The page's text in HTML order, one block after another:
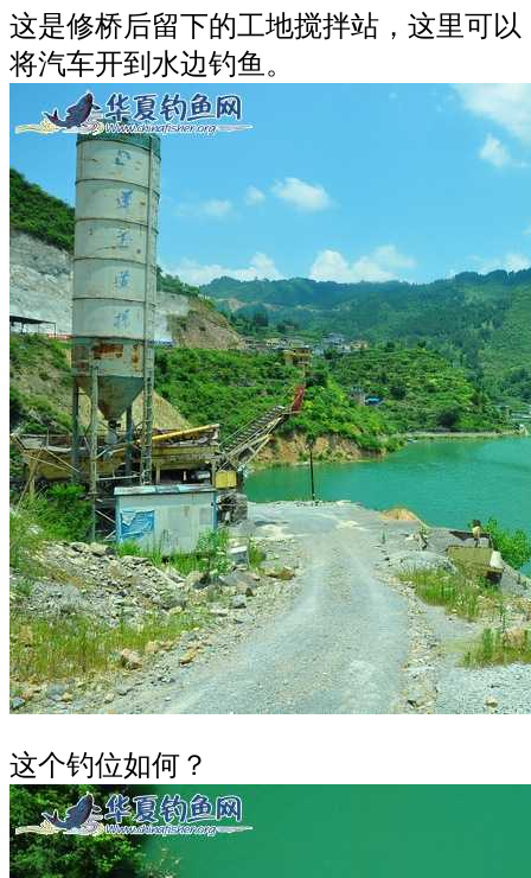
这是修桥后留下的工地搅拌站，这里可以
将汽车开到水边钓鱼。
这个钓位如何？